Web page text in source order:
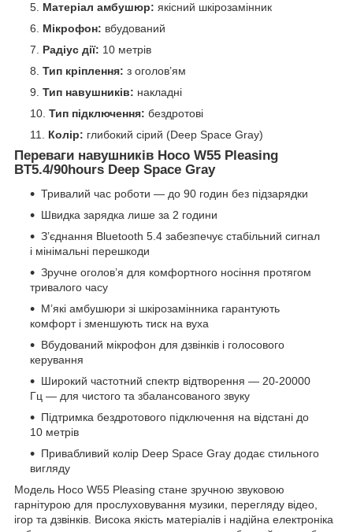
Матеріал амбушюр: якісний шкірозамінник
Мікрофон: вбудований
Радіус дії: 10 метрів
Тип кріплення: з оголов’ям
Тип навушників: накладні
Тип підключення: бездротові
Колір: глибокий сірий (Deep Space Gray)
Переваги навушників Hoco W55 Pleasing
BT5.4/90hours Deep Space Gray
Тривалий час роботи — до 90 годин без підзарядки
Швидка зарядка лише за 2 години
З’єднання Bluetooth 5.4 забезпечує стабільний сигнал
і мінімальні перешкоди
Зручне оголов’я для комфортного носіння протягом
тривалого часу
М’які амбушюри зі шкірозамінника гарантують
комфорт і зменшують тиск на вуха
Вбудований мікрофон для дзвінків і голосового
керування
Широкий частотний спектр відтворення — 20-20000
Гц — для чистого та збалансованого звуку
Підтримка бездротового підключення на відстані до
10 метрів
Привабливий колір Deep Space Gray додає стильного
вигляду
Модель Hoco W55 Pleasing стане зручною звуковою
гарнітурою для прослуховування музики, перегляду відео,
ігор та дзвінків. Висока якість матеріалів і надійна електроніка